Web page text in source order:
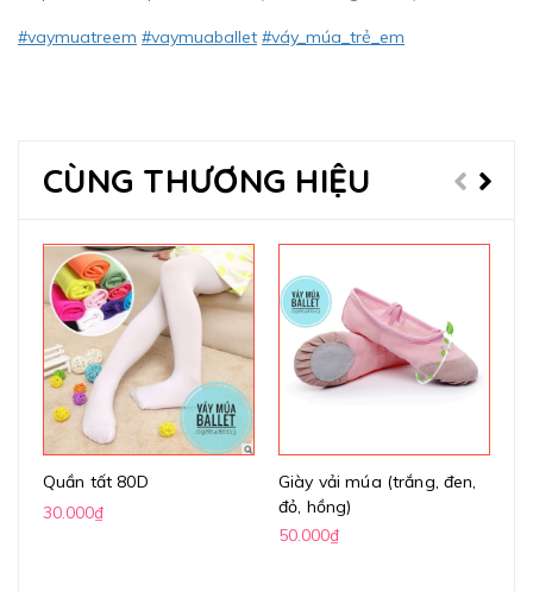
#vaymuatreem #vaymuaballet #váy_múa_trẻ_em
CÙNG THƯƠNG HIỆU
Quần tất 80D
30.000₫
Giày vải múa (trắng, đen,
đỏ, hồng)
50.000₫